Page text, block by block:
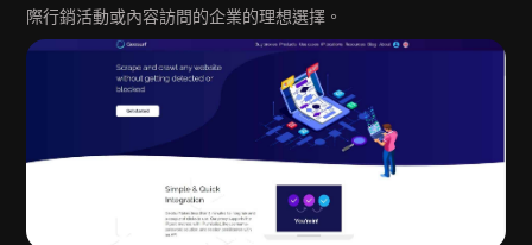
際行銷活動或內容訪問的企業的理想選擇。